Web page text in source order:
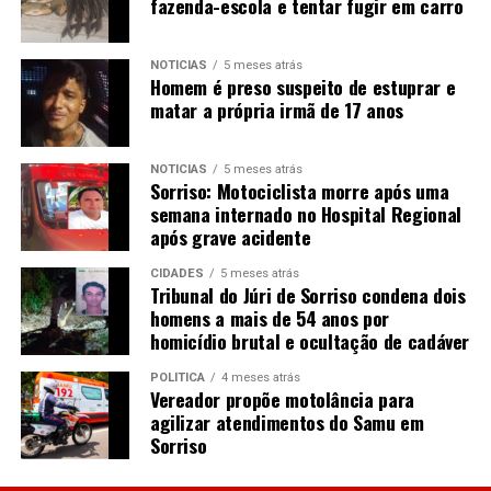
NOTÍCIAS 5 meses atrás
Homem é preso suspeito de estuprar e
matar a própria irmã de 17 anos
NOTÍCIAS 5 meses atrás
Sorriso: Motociclista morre após uma
semana internado no Hospital Regional
após grave acidente
CIDADES 5 meses atrás
Tribunal do Júri de Sorriso condena dois
homens a mais de 54 anos por
homicídio brutal e ocultação de cadáver
POLÍTICA 4 meses atrás
Vereador propõe motolância para
agilizar atendimentos do Samu em
Sorriso